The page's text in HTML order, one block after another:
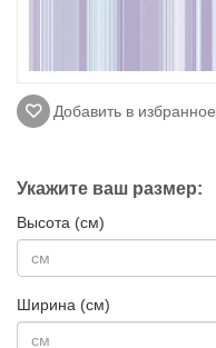
Добавить в избранное
Укажите ваш размер:
Высота (см)
Ширина (см)